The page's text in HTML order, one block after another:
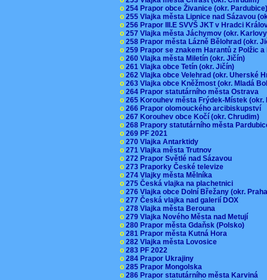
o 254 Prapor obce Živanice (okr.
o 255 Vlajka města Lipnice nad Sázavou
o 256 Prapor III.E SVVŠ JKT v Hradci
o 257 Vlajka města Jáchymov (okr.
o 258 Prapor města Lázně Bělohrad (okr.
o 259 Prapor se znakem Harantů z Polžic
o 260 Vlajka města Miletín (okr. Jičín)
o 261 Vlajka obce Tetín (okr. Jičín)
o 262 Vlajka obce Velehrad (okr. Uherské
o 263 Vlajka obce Kněžmost (okr. Mladá
o 264 Prapor statutárního města Ostrava
o 265 Korouhev města Frýdek-Místek
o 266 Prapor olomouckého arcibiskupství
o 267 Korouhev obce Kočí (okr. Chrudim)
o 268 Prapory statutárního města
o 269 PF 2021
o 270 Vlajka Antarktidy
o 271 Vlajka města Trutnov
o 272 Prapor Světlé nad Sázavou
o 273 Praporky České televize
o 274 Vlajky města Mělníka
o 275 Česká vlajka na plachetnici
o 276 Vlajka obce Dolní Břežany (okr.
o 277 Česká vlajka nad galerií DOX
o 278 Vlajka města Berouna
o 279 Vlajka Nového Města nad Metují
o 280 Prapor města Gdaňsk (Polsko)
o 281 Prapor města Kutná Hora
o 282 Vlajka města Lovosice
o 283 PF 2022
o 284 Prapor Ukrajiny
o 285 Prapor Mongolska
o 286 Prapor statutárního města Karviná